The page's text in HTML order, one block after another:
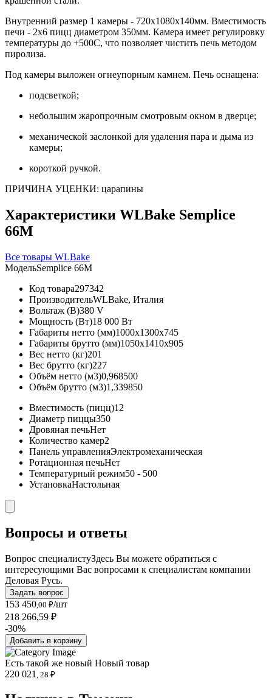
Внутренний размер 1 камеры - 720х1080х140мм. Вместимость
печи - 2х6 пицц диаметром 350мм. Камера имеет регулировку
температуры до +500С, что позволяет чистить печь методом
пиролиза.
Под камеры выложен огнеупорным камнем. Печь оснащена:
подсветкой;
небольшим жаропрочным смотровым окном в дверце;
механической заслонкой для удаления пара и дыма из
камеры;
короткой ручкой.
ПРИЧИНА УЦЕНКИ: царапины
Характеристики WLBake Semplice
66M
Все товары WLBake
МодельSemplice 66M
Код товара297342
ПроизводительWLBake, Италия
Вольтаж (В)380 V
Мощность (Вт)18 000 Вт
Габариты нетто (мм)1000x1300x745
Габариты брутто (мм)1050x1410x905
Вес нетто (кг)201
Вес брутто (кг)227
Объём нетто (м3)0,968500
Объём брутто (м3)1,339850
Вместимость (пицц)12
Диаметр пиццы350
Дровяная печьНет
Количество камер2
Панель управленияЭлектромеханическая
Ротационная печьНет
Температурный режим50 - 500
УстановкаНастольная
Вопросы и ответы
Вопрос специалистуЗдесь Вы можете обратиться с
интересующими Вас вопросами к специалистам компании
Деловая Русь.
Задать вопрос
153 450 ,00 ₽/шт
218 266,59 ₽
-30%
Добавить в корзину
Есть такой же новый Новый товар
220 021 , 28 ₽